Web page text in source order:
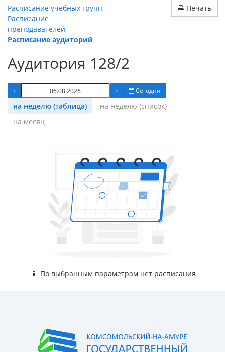
Расписание учебных групп,
Расписание
преподавателей,
Расписание аудиторий
Печать
Аудитория 128/2
Сегодня
на неделю (таблица)
на неделю (список)
на месяц
По выбранным параметрам нет расписания